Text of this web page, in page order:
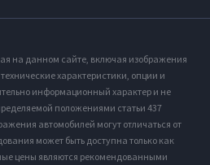
на данном сайте, включая изображения
характеристики, опции и
информационный характер и не
положениями статьи 437
автомобилей могут отличаться от
может быть доступна только как
цены являются рекомендованными